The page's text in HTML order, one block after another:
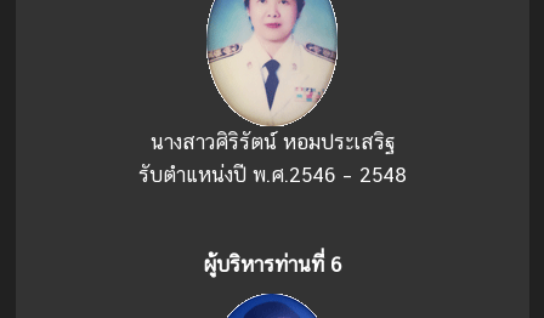
นางสาวศิริรัตน์ หอมประเสริฐ
รับตำแหน่งปี พ.ศ.2546 – 2548
ผู้บริหารท่านที่่ 6